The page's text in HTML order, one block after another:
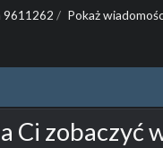
9611262 / Pokaż
Ci zobaczyć